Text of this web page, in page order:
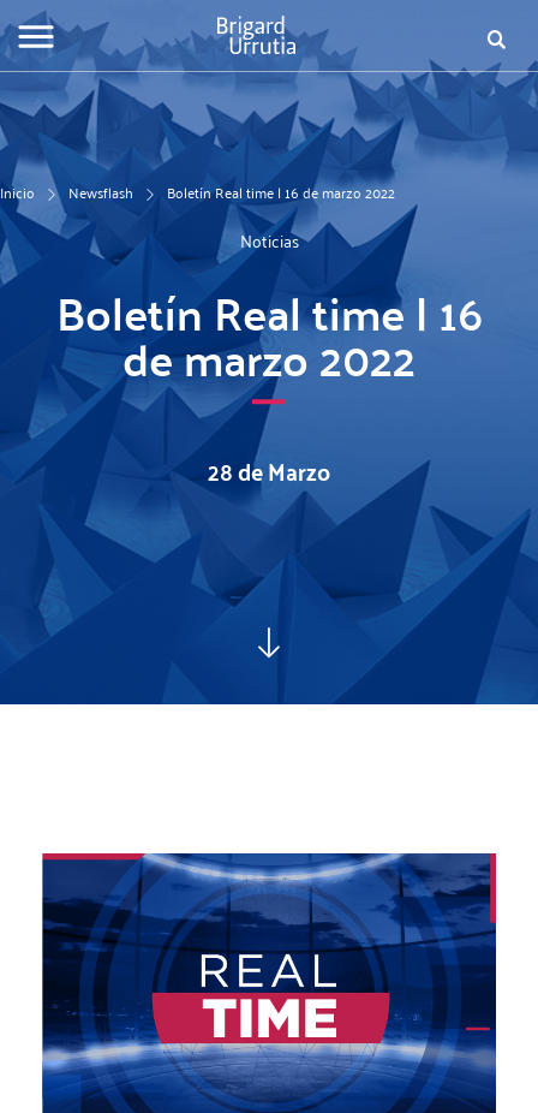
Pasar
al
contenido
de
Buscar
Inicio Newsflash Boletín Real time | 16 de marzo 2022
Noticias
Boletín Real time | 16
de marzo 2022
28 de Marzo